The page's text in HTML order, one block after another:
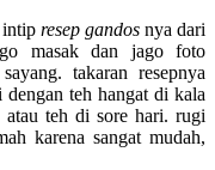
intip resep gandos nya dari
masak dan jago foto
takaran resepnya
teh hangat di kala
teh di sore hari. rugi
karena sangat mudah,